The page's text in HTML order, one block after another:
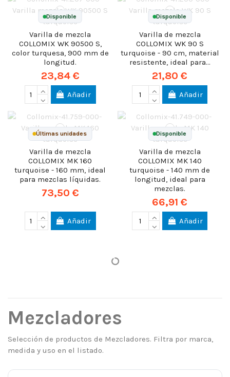
Disponible
Varilla de mezcla
COLLOMIX WK 90500 S,
color turquesa, 900 mm de
longitud.
23,84 €
Añadir
Disponible
Varilla de mezcla
COLLOMIX WK 90 S
turquoise - 90 cm, material
resistente, ideal para...
21,80 €
Añadir
Últimas unidades
Varilla de mezcla
COLLOMIX MK 160
turquoise - 160 mm, ideal
para mezclas líquidas.
73,50 €
Añadir
Disponible
Varilla de mezcla
COLLOMIX MK 140
turquoise - 140 mm de
longitud, ideal para
mezclas.
66,91 €
Añadir
Mezcladores
Selección de productos de Mezcladores. Filtra por marca,
medida y uso en el listado.